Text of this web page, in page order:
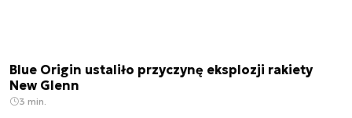
Blue Origin ustaliło przyczynę eksplozji rakiety
New Glenn
3 min.